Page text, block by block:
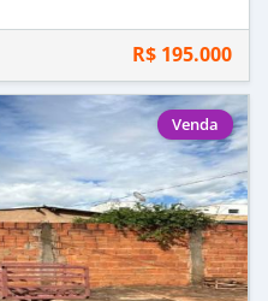
R$ 195.000
Venda